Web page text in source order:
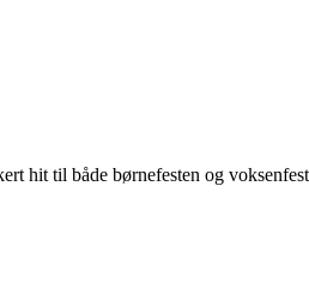
hit til både børnefesten og